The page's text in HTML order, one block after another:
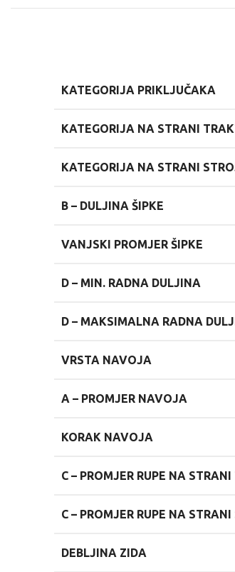
KATEGORIJA PRIKLJUČAKA
KATEGORIJA NA STRANI
KATEGORIJA NA STRANI
B – DULJINA ŠIPKE
VANJSKI PROMJER ŠIPKE
D – MIN. RADNA DULJINA
D – MAKSIMALNA RADNA
VRSTA NAVOJA
A – PROMJER NAVOJA
KORAK NAVOJA
C – PROMJER RUPE NA
C – PROMJER RUPE NA
DEBLJINA ZIDA